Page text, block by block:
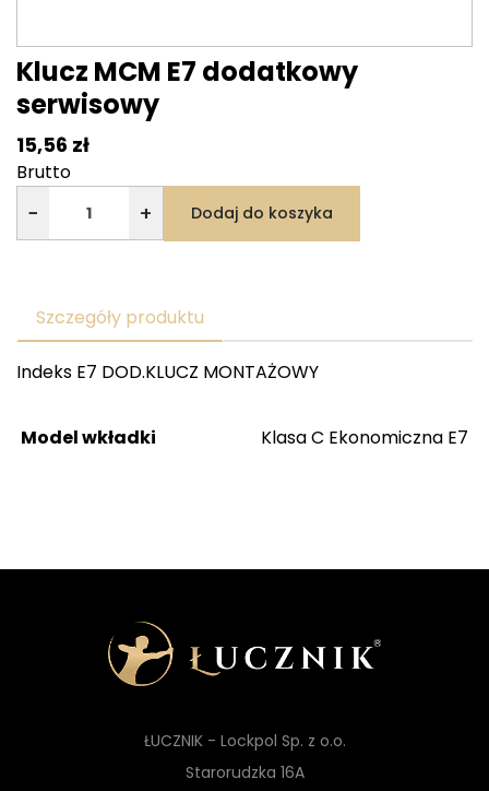
Klucz MCM E7 dodatkowy
serwisowy
15,56 zł
Brutto
− + Dodaj do koszyka
Szczegóły produktu
Indeks E7 DOD.KLUCZ MONTAŻOWY
Model wkładki Klasa C Ekonomiczna E7
ŁUCZNIK - Lockpol Sp. z o.o.
Starorudzka 16A